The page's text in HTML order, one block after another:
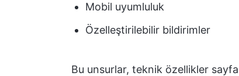
Mobil uyumluluk
Özelleştirilebilir bildirimler
Bu unsurlar, teknik özellikler